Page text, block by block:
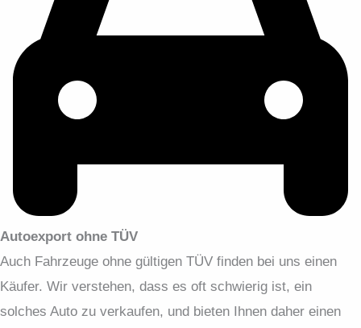
Autoexport ohne TÜV
Auch Fahrzeuge ohne gültigen TÜV finden bei uns einen
Käufer. Wir verstehen, dass es oft schwierig ist, ein
solches Auto zu verkaufen, und bieten Ihnen daher einen